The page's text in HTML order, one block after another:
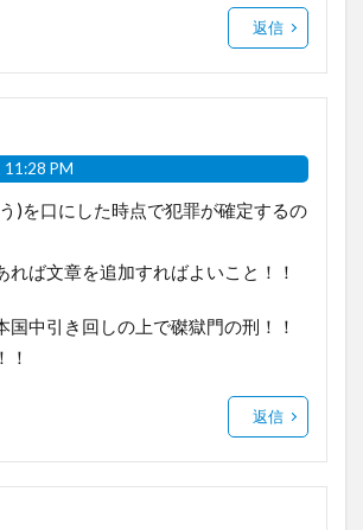
返信
11:28 PM
)を口にした時点で犯罪が確定するの
れば文章を追加すればよいこと！！
国中引き回しの上で磔獄門の刑！！
！
返信